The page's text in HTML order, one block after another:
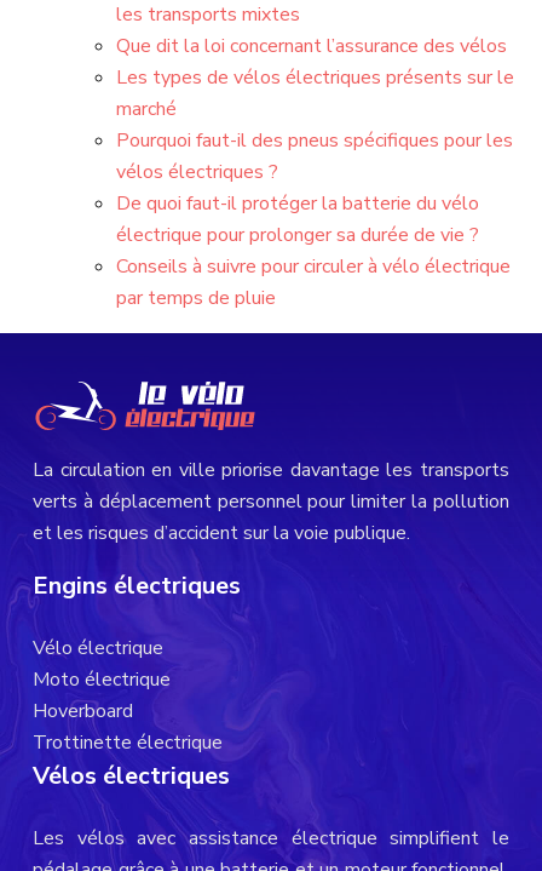
les transports mixtes
Que dit la loi concernant l’assurance des vélos
Les types de vélos électriques présents sur le
marché
Pourquoi faut-il des pneus spécifiques pour les
vélos électriques ?
De quoi faut-il protéger la batterie du vélo
électrique pour prolonger sa durée de vie ?
Conseils à suivre pour circuler à vélo électrique
par temps de pluie
La circulation en ville priorise davantage les transports
verts à déplacement personnel pour limiter la pollution
et les risques d’accident sur la voie publique.
Engins électriques
Vélo électrique
Moto électrique
Hoverboard
Trottinette électrique
Vélos électriques
Les vélos avec assistance électrique simplifient le